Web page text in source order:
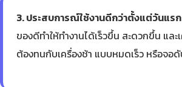
3. ประสบการณ์ใช้งานดีกว่าตั้งแต่วันแรก
ของดีทำให้ทำงานได้เร็วขึ้น สะดวกขึ้น แล
ต้องทนกับเครื่องช้า แบบหมดเร็ว หรือจอดั